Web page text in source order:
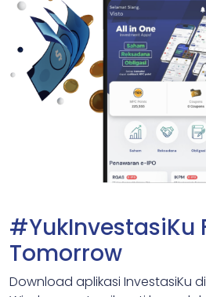
#YukInvestasiKu
Tomorrow
Download aplikasi InvestasiKu